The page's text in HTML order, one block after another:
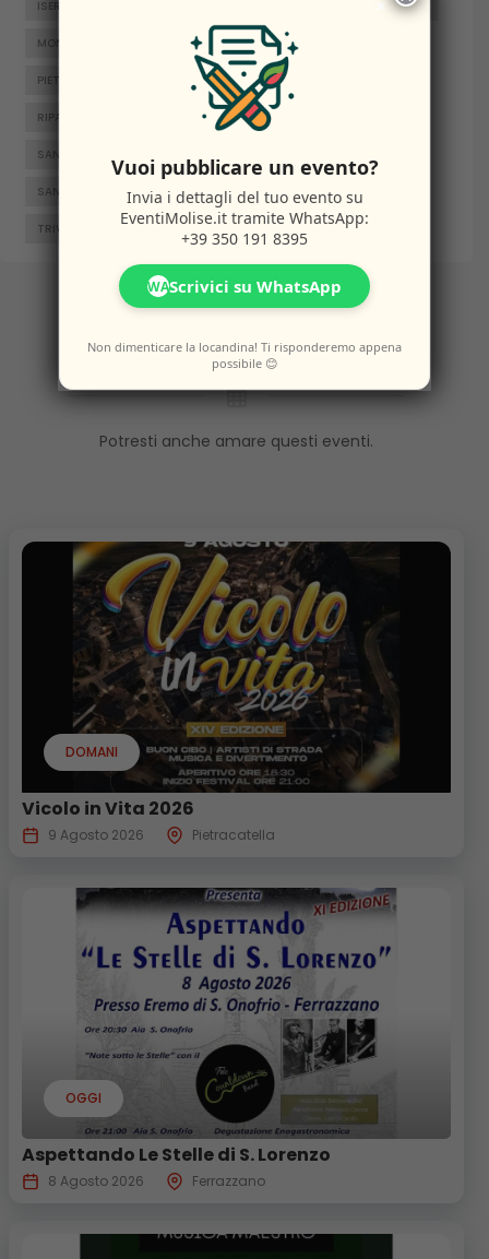
ISERNIA MOLISE
MONTENERO DI BISACCIA ORATINO
PIETRABBONDANTE PIETRACATELLA
RIPALIMOSANI ROCCAMANDOLFI
SAN GIACOMO DEGLI SCHIAVONI
SANTA CROCE DI MAGLIANO SEPINO TERMOLI
TRIVENTO VENAFRO VINCHIATURO
AltriEventi
Potresti anche amare questi eventi.
DOMANI
Vicolo in Vita 2026
9 Agosto 2026 Pietracatella
OGGI
Aspettando Le Stelle di S. Lorenzo
8 Agosto 2026 Ferrazzano
×
Vuoi pubblicare un evento?
Invia i dettagli del tuo evento su
EventiMolise.it tramite WhatsApp:
+39 350 191 8395
WAScrivici su WhatsApp
Non dimenticare la locandina! Ti risponderemo appena
possibile 😊